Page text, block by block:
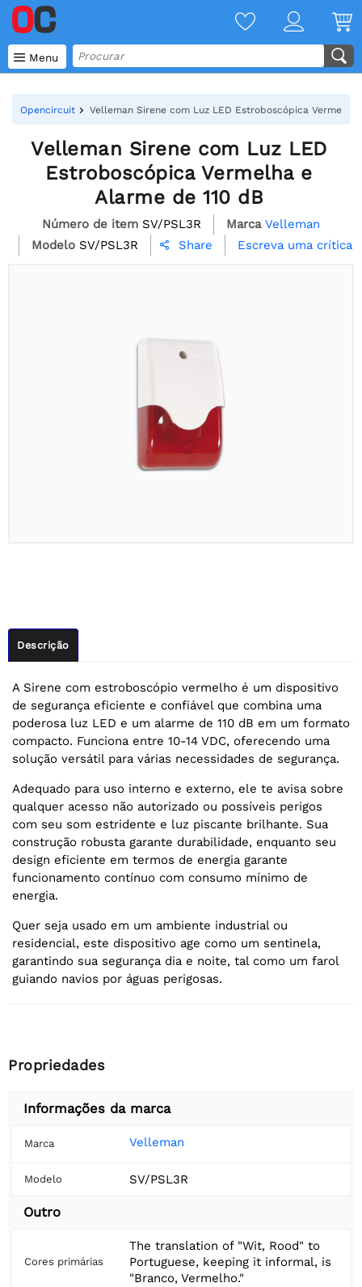
 Menu
Opencircuit Velleman Sirene com Luz LED Estroboscópica Vermelha
Velleman Sirene com Luz LED
Estroboscópica Vermelha e
Alarme de 110 dB
Número de item SV/PSL3R Marca Velleman
Modelo SV/PSL3R  Share Escreva uma crítica
Descrição
A Sirene com estroboscópio vermelho é um dispositivo
de segurança eficiente e confiável que combina uma
poderosa luz LED e um alarme de 110 dB em um formato
compacto. Funciona entre 10-14 VDC, oferecendo uma
solução versátil para várias necessidades de segurança.
Adequado para uso interno e externo, ele te avisa sobre
qualquer acesso não autorizado ou possíveis perigos
com seu som estridente e luz piscante brilhante. Sua
construção robusta garante durabilidade, enquanto seu
design eficiente em termos de energia garante
funcionamento contínuo com consumo mínimo de
energia.
Quer seja usado em um ambiente industrial ou
residencial, este dispositivo age como um sentinela,
garantindo sua segurança dia e noite, tal como um farol
guiando navios por águas perigosas.
Propriedades
Informações da marca
Marca Velleman
Modelo SV/PSL3R
Outro
Cores primárias
The translation of "Wit, Rood" to
Portuguese, keeping it informal, is
"Branco, Vermelho."